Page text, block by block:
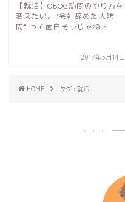
【就活】OBOG訪問のやり方を
変えたい。"会社辞めた人訪
問" って面白そうじゃね？
2017年3月14日
HOME タグ : 就活